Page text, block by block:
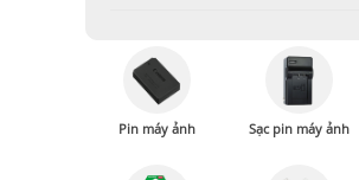
Pin máy ảnh Sạc pin máy ảnh